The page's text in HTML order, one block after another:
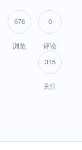
676
浏览
0
评论
315
关注